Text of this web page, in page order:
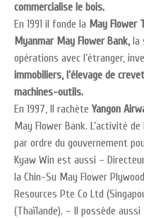
commercialise le bois.
En 1991 il fonde la May Flower
Myanmar May Flower Bank, la
opérations avec l’étranger,
immobiliers, l’élevage de
machines-outils.
En 1997, Il rachète Yangon
May Flower Bank. L’activité
par ordre du gouvernement
Kyaw Win est aussi –
la Chin-Su May Flower
Resources Pte Co Ltd
(Thaïlande). – Il possède